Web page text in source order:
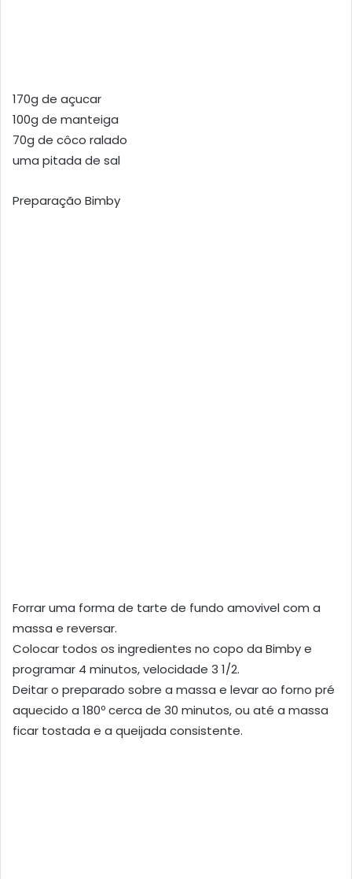
170g de açucar
100g de manteiga
70g de côco ralado
uma pitada de sal
Preparação Bimby
Forrar uma forma de tarte de fundo amovivel com a
massa e reversar.
Colocar todos os ingredientes no copo da Bimby e
programar 4 minutos, velocidade 3 1/2.
Deitar o preparado sobre a massa e levar ao forno pré
aquecido a 180º cerca de 30 minutos, ou até a massa
ficar tostada e a queijada consistente.